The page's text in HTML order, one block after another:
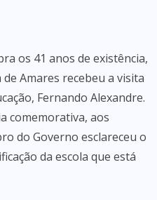
os 41 anos de existência,
de Amares recebeu a visita
Fernando Alexandre.
comemorativa, aos
do Governo esclareceu o
da escola que está